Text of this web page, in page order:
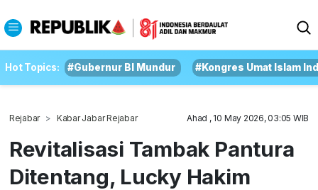
Hot Topics: #Gubernur BI Mundur #Kongres Umat Islam
Rejabar Kabar Jabar Rejabar Ahad , 10 May 2026, 03:05 WIB
Revitalisasi Tambak Pantura
Ditentang, Lucky Hakim